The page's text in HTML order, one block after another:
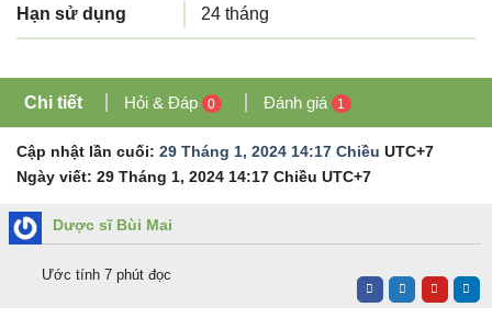
Hạn sử dụng 24 tháng
Chi tiết Hỏi & Đáp 0 Đánh giá 1
Cập nhật lần cuối: 29 Tháng 1, 2024 14:17 Chiều UTC+7
Ngày viết: 29 Tháng 1, 2024 14:17 Chiều UTC+7
Dược sĩ Bùi Mai
Ước tính 7 phút đọc